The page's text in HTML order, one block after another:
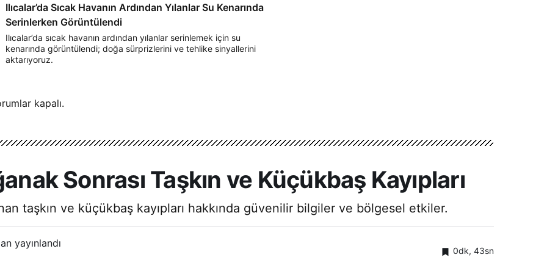
Ilıcalar’da Sıcak Havanın Ardından Yılanlar Su Kenarında
Serinlerken Görüntülendi
Ilıcalar’da sıcak havanın ardından yılanlar serinlemek için su
kenarında görüntülendi; doğa sürprizlerini ve tehlike sinyallerini
aktarıyoruz.
kapalı.
Sonrası Taşkın ve Küçükbaş Kayıpları
taşkın ve küçükbaş kayıpları hakkında güvenilir bilgiler ve bölgesel etkiler.
yayınlandı
0dk, 43sn